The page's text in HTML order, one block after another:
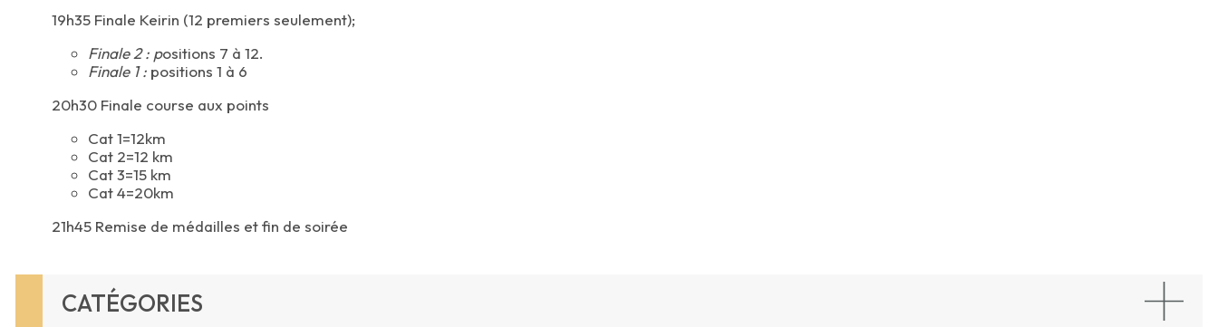
19h35 Finale Keirin (12 premiers seulement);
Finale 2 : positions 7 à 12.
Finale 1 : positions 1 à 6
20h30 Finale course aux points
Cat 1=12km
Cat 2=12 km
Cat 3=15 km
Cat 4=20km
21h45 Remise de médailles et fin de soirée
CATÉGORIES